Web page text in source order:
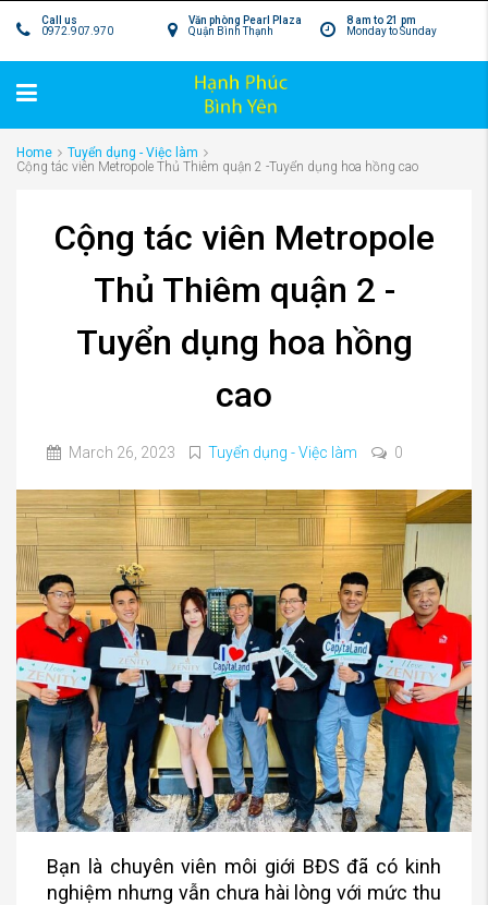
8 am to 21 pm
Monday to Sunday
Văn phòng Pearl Plaza
Quận Bình Thạnh
Call us
0972.907.970
Home
Tuyển dụng - Việc làm
Cộng tác viên Metropole Thủ Thiêm quận 2 -Tuyển dụng hoa hồng cao
Cộng tác viên Metropole
Thủ Thiêm quận 2 -
Tuyển dụng hoa hồng
cao
March 26, 2023 Tuyển dụng - Việc làm 0
Bạn là chuyên viên môi giới BĐS đã có kinh
nghiệm nhưng vẫn chưa hài lòng với mức thu